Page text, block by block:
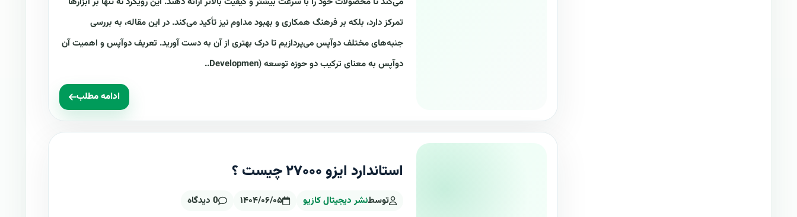
تمرکز دارد، بلکه بر فرهنگ همکاری و بهبود مداوم نیز تأکید می‌کند. در این مقاله، به بررسی
جنبه‌های مختلف دوآپس می‌پردازیم تا درک بهتری از آن به دست آورید. تعریف دوآپس و اهمیت آن
دوآپس به معنای ترکیب دو حوزه توسعه (Developmen..
ادامه مطلب
استاندارد ایزو ۲۷۰۰۰ چیست ؟
توسطنشر دیجیتال کازیو ۱۴۰۴/۰۶/۰۵ 0 دیدگاه